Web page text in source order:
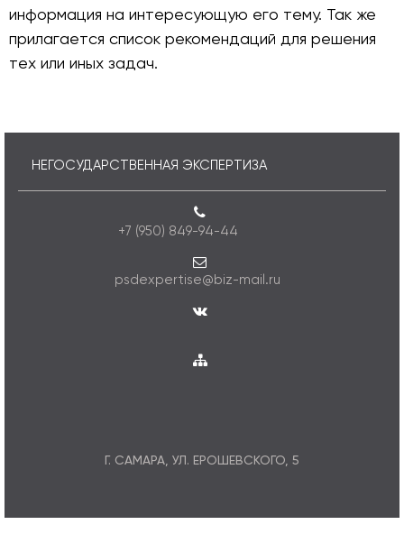
информация на интересующую его тему. Так же
прилагается список рекомендаций для решения
тех или иных задач.
НЕГОСУДАРСТВЕННАЯ ЭКСПЕРТИЗА
+7 (950) 849-94-44
psdexpertise@biz-mail.ru
Г. САМАРА, УЛ. ЕРОШЕВСКОГО, 5